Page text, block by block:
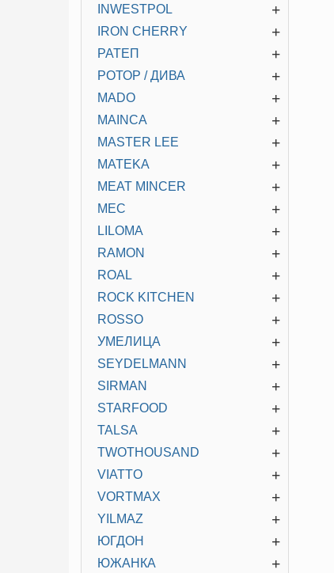
+
INWESTPOL
+
IRON CHERRY
+
РАТЕП
+
РОТОР / ДИВА
+
MADO
+
MAINCA
+
MASTER LEE
+
MATEKA
+
MEAT MINCER
+
MEC
+
LILOMA
+
RAMON
+
ROAL
+
ROCK KITCHEN
+
ROSSO
+
УМЕЛИЦА
+
SEYDELMANN
+
SIRMAN
+
STARFOOD
+
TALSA
+
TWOTHOUSAND
+
VIATTO
+
VORTMAX
+
YILMAZ
+
ЮГДОН
+
ЮЖАНКА